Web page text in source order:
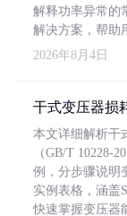
解释功率异常的
解决方案，帮助
2026年8月4日
干式变压器损
本文详细解析干
（GB/T 10228-
例，分步骤说明
实例表格，涵盖
快速掌握变压器